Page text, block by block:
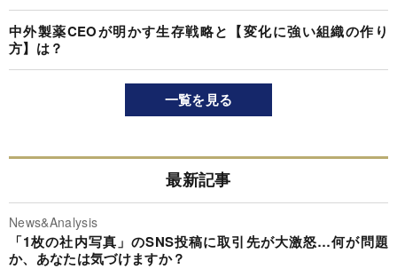
中外製薬CEOが明かす生存戦略と【変化に強い組織の作り
方】は？
一覧を見る
最新記事
News&Analysis
「1枚の社内写真」のSNS投稿に取引先が大激怒…何が問題
か、あなたは気づけますか？